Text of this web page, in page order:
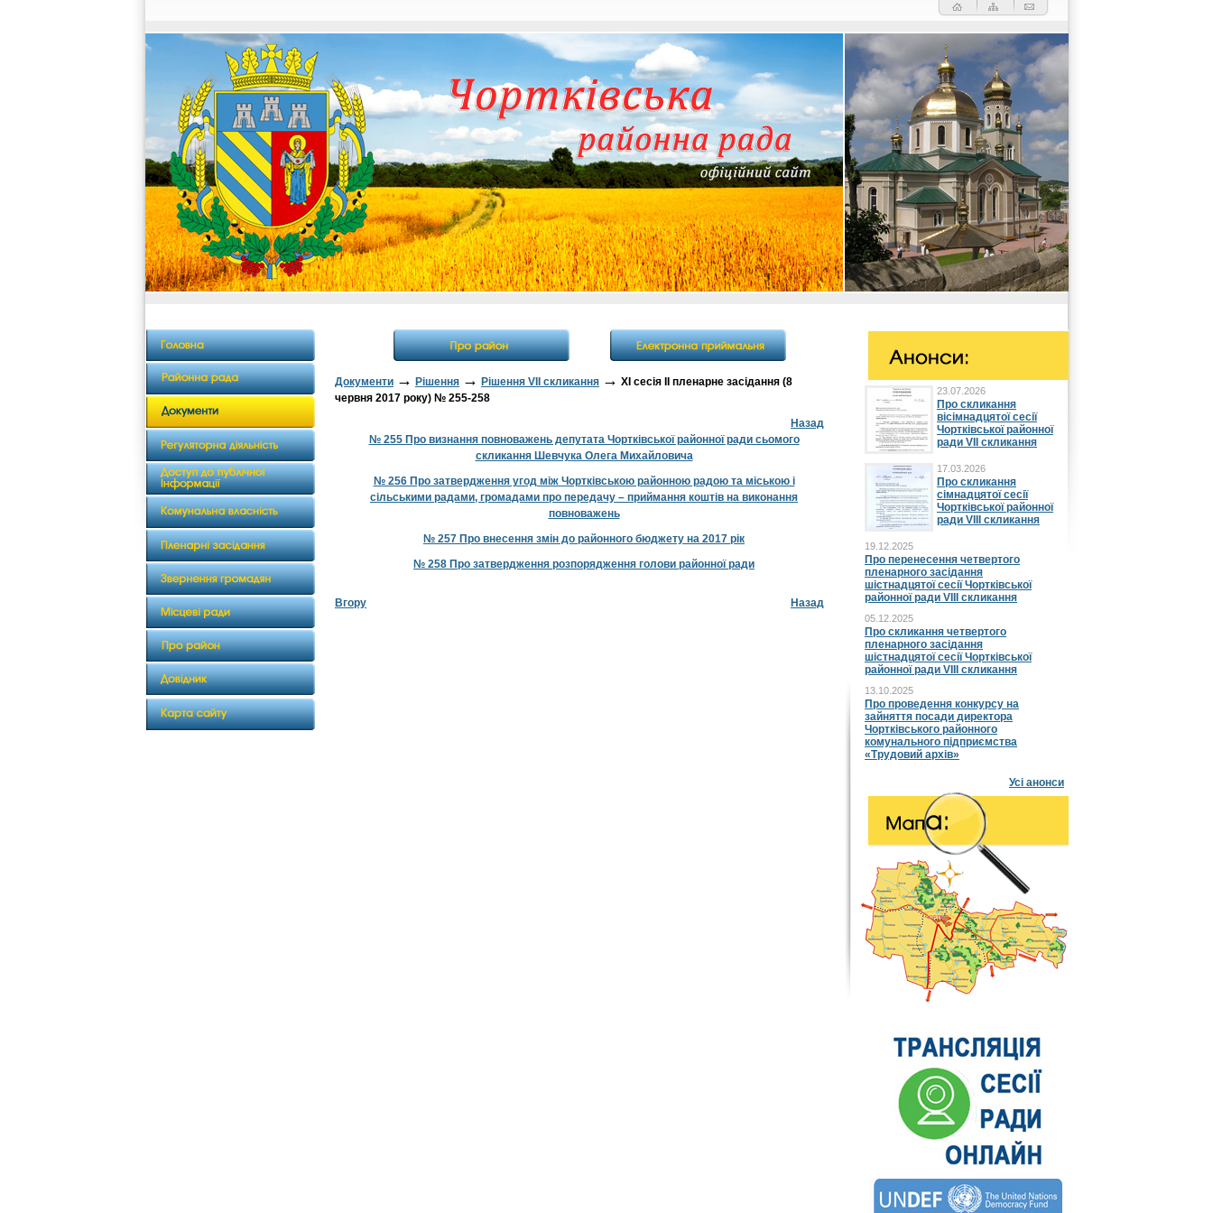
Документи → Рішення → Рішення VII скликання → XI сесія II пленарне засідання (8
червня 2017 року) № 255-258
Назад
№ 255 Про визнання повноважень депутата Чортківської районної ради сьомого
скликання Шевчука Олега Михайловича
№ 256 Про затвердження угод між Чортківською районною радою та міською і
сільськими радами, громадами про передачу – приймання коштів на виконання
повноважень
№ 257 Про внесення змін до районного бюджету на 2017 рік
№ 258 Про затвердження розпорядження голови районної ради
Вгору Назад
23.07.2026
Про скликання
вісімнадцятої сесії
Чортківської районної
ради VII скликання
17.03.2026
Про скликання
сімнадцятої сесії
Чортківської районної
ради VIII скликання
19.12.2025
Про перенесення четвертого
пленарного засідання
шістнадцятої сесії Чортківської
районної ради VIII скликання
05.12.2025
Про скликання четвертого
пленарного засідання
шістнадцятої сесії Чортківської
районної ради VIII скликання
13.10.2025
Про проведення конкурсу на
зайняття посади директора
Чортківського районного
комунального підприємства
«Трудовий архів»
Усі анонси